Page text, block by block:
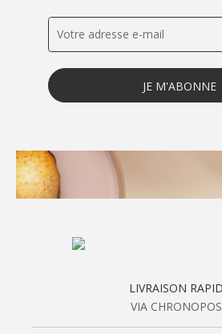
JE M'ABONNE
LIVRAISON
VIA
10% SUR
COMMANDE
Inscrivez vous pour ne